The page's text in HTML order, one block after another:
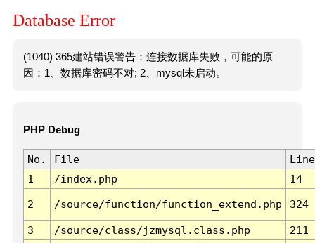
Database Error
(1040) 365建站错误警告：连接数据库失败，可能的原
因：1、数据库密码不对; 2、mysql未启动。
PHP Debug
No. File
Line
1
/index.php 14
2 /source/function/function_extend.php 324
3 /source/class/jzmysql.class.php
211